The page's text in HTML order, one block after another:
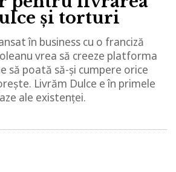
și torturi
în business cu o franciză
vrea să creeze platforma
să poată să-și cumpere orice
Livrăm Dulce e în primele
ale existenței.